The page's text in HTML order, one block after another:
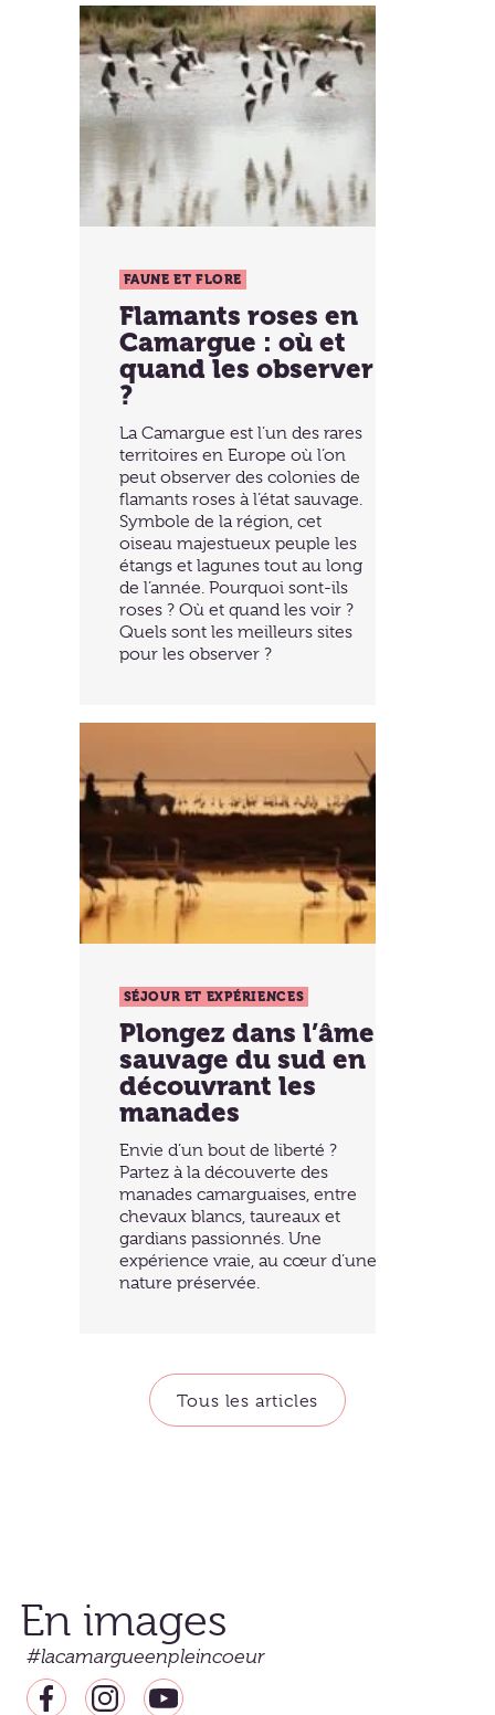
FAUNE ET FLORE
Flamants roses en
Camargue : où et
quand les observer
?
La Camargue est l’un des rares
territoires en Europe où l’on
peut observer des colonies de
flamants roses à l’état sauvage.
Symbole de la région, cet
oiseau majestueux peuple les
étangs et lagunes tout au long
de l’année. Pourquoi sont-ils
roses ? Où et quand les voir ?
Quels sont les meilleurs sites
pour les observer ?
SÉJOUR ET EXPÉRIENCES
Plongez dans l’âme
sauvage du sud en
découvrant les
manades
Envie d’un bout de liberté ?
Partez à la découverte des
manades camarguaises, entre
chevaux blancs, taureaux et
gardians passionnés. Une
expérience vraie, au cœur d’une
nature préservée.
Tous les articles
En images
#lacamargueenpleincoeur